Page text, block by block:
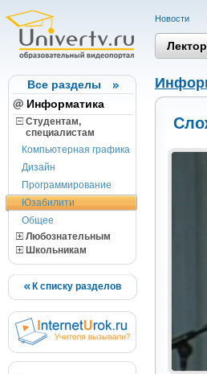
Все разделы
Информатика
Студентам,
cпециалистам
Компьютерная графика
Дизайн
Программирование
Юзабилити
Общее
Любознательным
Школьникам
К списку разделов
Новости